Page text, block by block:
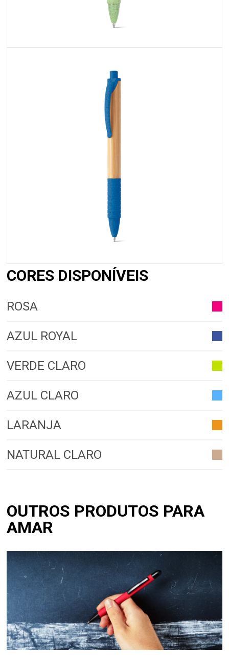
CORES DISPONÍVEIS
ROSA
AZUL ROYAL
VERDE CLARO
AZUL CLARO
LARANJA
NATURAL CLARO
OUTROS PRODUTOS PARA
AMAR